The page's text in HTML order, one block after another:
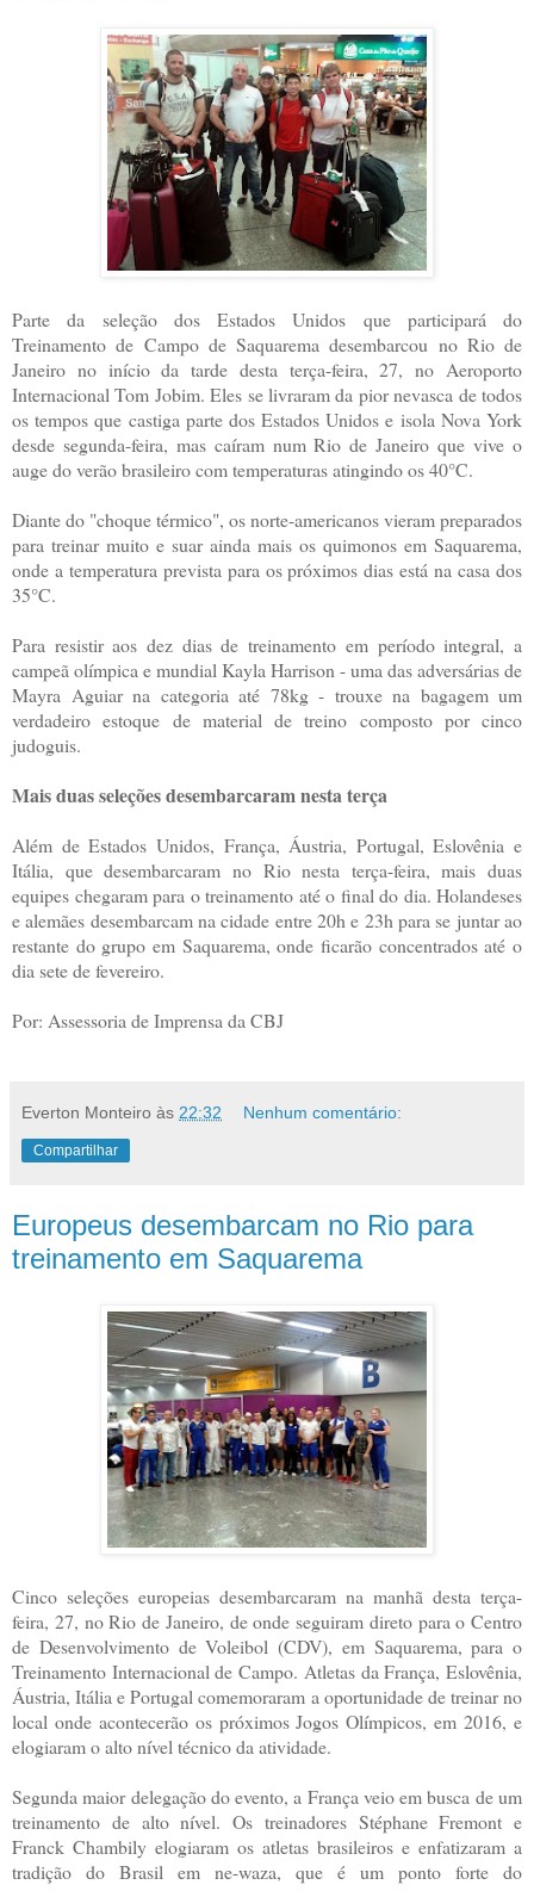
Parte da seleção dos Estados Unidos que participará do
Treinamento de Campo de Saquarema desembarcou no Rio de
Janeiro no início da tarde desta terça-feira, 27, no Aeroporto
Internacional Tom Jobim. Eles se livraram da pior nevasca de todos
os tempos que castiga parte dos Estados Unidos e isola Nova York
desde segunda-feira, mas caíram num Rio de Janeiro que vive o
auge do verão brasileiro com temperaturas atingindo os 40°C.
Diante do "choque térmico", os norte-americanos vieram preparados
para treinar muito e suar ainda mais os quimonos em Saquarema,
onde a temperatura prevista para os próximos dias está na casa dos
35°C.
Para resistir aos dez dias de treinamento em período integral, a
campeã olímpica e mundial Kayla Harrison - uma das adversárias de
Mayra Aguiar na categoria até 78kg - trouxe na bagagem um
verdadeiro estoque de material de treino composto por cinco
judoguis.
Mais duas seleções desembarcaram nesta terça
Além de Estados Unidos, França, Áustria, Portugal, Eslovênia e
Itália, que desembarcaram no Rio nesta terça-feira, mais duas
equipes chegaram para o treinamento até o final do dia. Holandeses
e alemães desembarcam na cidade entre 20h e 23h para se juntar ao
restante do grupo em Saquarema, onde ficarão concentrados até o
dia sete de fevereiro.
Por: Assessoria de Imprensa da CBJ
Everton Monteiro às 22:32 Nenhum comentário:
Compartilhar
Europeus desembarcam no Rio para
treinamento em Saquarema
Cinco seleções europeias desembarcaram na manhã desta terça-
feira, 27, no Rio de Janeiro, de onde seguiram direto para o Centro
de Desenvolvimento de Voleibol (CDV), em Saquarema, para o
Treinamento Internacional de Campo. Atletas da França, Eslovênia,
Áustria, Itália e Portugal comemoraram a oportunidade de treinar no
local onde acontecerão os próximos Jogos Olímpicos, em 2016, e
elogiaram o alto nível técnico da atividade.
Segunda maior delegação do evento, a França veio em busca de um
treinamento de alto nível. Os treinadores Stéphane Fremont e
Franck Chambily elogiaram os atletas brasileiros e enfatizaram a
tradição do Brasil em ne-waza, que é um ponto forte do